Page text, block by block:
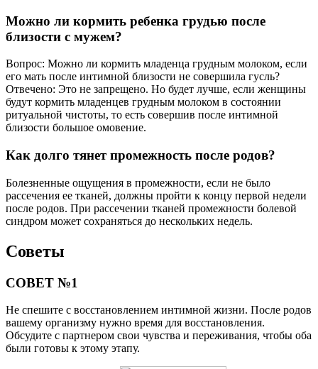
Можно ли кормить ребенка грудью после
близости с мужем?
Вопрос: Можно ли кормить младенца грудным молоком, если
его мать после интимной близости не совершила гусль?
Отвечено: Это не запрещено. Но будет лучше, если женщины
будут кормить младенцев грудным молоком в состоянии
ритуальной чистоты, то есть совершив после интимной
близости большое омовение.
Как долго тянет промежность после родов?
Болезненные ощущения в промежности, если не было
рассечения ее тканей, должны пройти к концу первой недели
после родов. При рассечении тканей промежности болевой
синдром может сохраняться до нескольких недель.
Советы
СОВЕТ №1
Не спешите с восстановлением интимной жизни. После родов
вашему организму нужно время для восстановления.
Обсудите с партнером свои чувства и переживания, чтобы оба
были готовы к этому этапу.